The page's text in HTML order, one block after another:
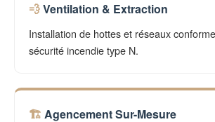
Ventilation & Extraction
Installation de hottes et réseaux
sécurité incendie type N.
Agencement Sur-Mesure